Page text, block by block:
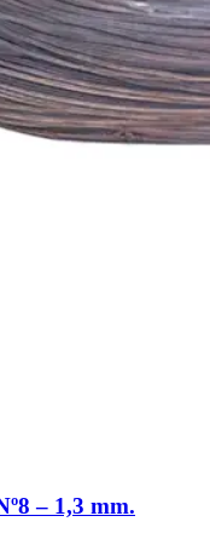
– 1,3 mm.